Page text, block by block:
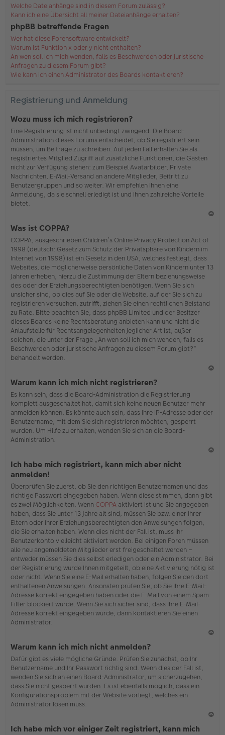
Welche Dateianhänge sind in diesem Forum zulässig?
Kann ich eine Übersicht all meiner Dateianhänge erhalten?
phpBB betreffende Fragen
Wer hat diese Forensoftware entwickelt?
Warum ist Funktion x oder y nicht enthalten?
An wen soll ich mich wenden, falls es Beschwerden oder juristische
Anfragen zu diesem Forum gibt?
Wie kann ich einen Administrator des Boards kontaktieren?
Registrierung und Anmeldung
Wozu muss ich mich registrieren?
Eine Registrierung ist nicht unbedingt zwingend. Die Board-
Administration dieses Forums entscheidet, ob Sie registriert sein
müssen, um Beiträge zu schreiben. Auf jeden Fall erhalten Sie als
registriertes Mitglied Zugriff auf zusätzliche Funktionen, die Gästen
nicht zur Verfügung stehen: zum Beispiel Avatarbilder, Private
Nachrichten, E-Mail-Versand an andere Mitglieder, Beitritt zu
Benutzergruppen und so weiter. Wir empfehlen Ihnen eine
Anmeldung, da sie schnell erledigt ist und Ihnen zahlreiche Vorteile
bietet.
h
en
Was ist COPPA?
COPPA, ausgeschrieben Children’s Online Privacy Protection Act of
1998 (deutsch: Gesetz zum Schutz der Privatsphäre von Kindern im
Internet von 1998) ist ein Gesetz in den USA, welches festlegt, dass
Websites, die möglicherweise persönliche Daten von Kindern unter 13
Jahren erheben, hierzu die Zustimmung der Eltern beziehungsweise
des oder der Erziehungsberechtigten benötigen. Wenn Sie sich
unsicher sind, ob dies auf Sie oder die Website, auf der Sie sich zu
registrieren versuchen, zutrifft, ziehen Sie einen rechtlichen Beistand
zu Rate. Bitte beachten Sie, dass phpBB Limited und der Besitzer
dieses Boards keine Rechtsberatung anbieten kann und nicht die
Anlaufstelle für Rechtsangelegenheiten jeglicher Art ist; außer
solchen, die unter der Frage „An wen soll ich mich wenden, falls es
Beschwerden oder juristische Anfragen zu diesem Forum gibt?“
behandelt werden.
b
Warum kann ich mich nicht registrieren?
Es kann sein, dass die Board-Administration die Registrierung
komplett ausgeschaltet hat, damit sich keine neuen Benutzer mehr
anmelden können. Es könnte auch sein, dass Ihre IP-Adresse oder der
Benutzername, mit dem Sie sich registrieren möchten, gesperrt
wurden. Um Hilfe zu erhalten, wenden Sie sich an die Board-
Administration.
b
en
Ich habe mich registriert, kann mich aber nicht
anmelden!
Überprüfen Sie zuerst, ob Sie den richtigen Benutzernamen und das
richtige Passwort eingegeben haben. Wenn diese stimmen, dann gibt
es zwei Möglichkeiten. Wenn COPPA aktiviert ist und Sie angegeben
haben, dass Sie unter 13 Jahre alt sind, müssen Sie bzw. einer Ihrer
Eltern oder Ihrer Erziehungsberechtigten den Anweisungen folgen,
die Sie erhalten haben. Wenn dies nicht der Fall ist, muss Ihr
Benutzerkonto vielleicht aktiviert werden. Bei einigen Foren müssen
alle neu angemeldeten Mitglieder erst freigeschaltet werden –
entweder müssen Sie dies selbst erledigen oder ein Administrator. Bei
der Registrierung wurde Ihnen mitgeteilt, ob eine Aktivierung nötig ist
oder nicht. Wenn Sie eine E-Mail erhalten haben, folgen Sie den dort
enthaltenen Anweisungen. Ansonsten prüfen Sie, ob Sie Ihre E-Mail-
Adresse korrekt eingegeben haben oder die E-Mail von einem Spam-
Filter blockiert wurde. Wenn Sie sich sicher sind, dass Ihre E-Mail-
Adresse korrekt eingegeben wurde, dann kontaktieren Sie einen
Administrator.
Warum kann ich mich nicht anmelden?
Dafür gibt es viele mögliche Gründe. Prüfen Sie zunächst, ob Ihr
Benutzername und Ihr Passwort richtig sind. Wenn dies der Fall ist,
wenden Sie sich an einen Board-Administrator, um sicherzugehen,
dass Sie nicht gesperrt wurden. Es ist ebenfalls möglich, dass ein
Konfigurationsproblem mit der Website vorliegt, welches ein
Administrator lösen muss.
Ich habe mich vor einiger Zeit registriert, kann mich